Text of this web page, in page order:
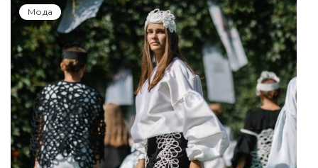
Мода